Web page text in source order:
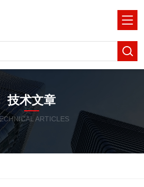
技术文章
ARTICLES